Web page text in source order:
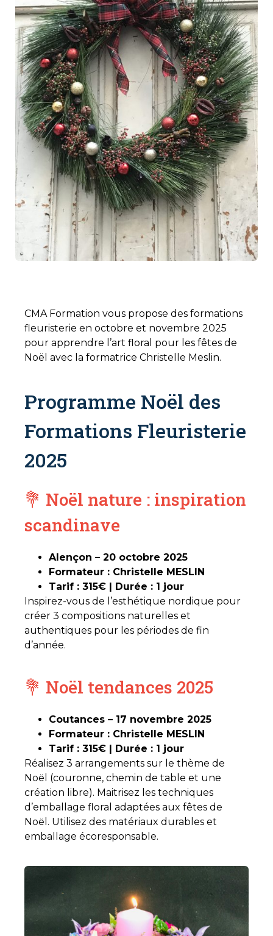
CMA Formation vous propose des formations
fleuristerie en octobre et novembre 2025
pour apprendre l’art floral pour les fêtes de
Noël avec la formatrice Christelle Meslin.
Programme Noël des
Formations Fleuristerie
2025
💐 Noël nature : inspiration
scandinave
Alençon – 20 octobre 2025
Formateur : Christelle MESLIN
Tarif : 315€ | Durée : 1 jour
Inspirez-vous de l’esthétique nordique pour
créer 3 compositions naturelles et
authentiques pour les périodes de fin
d’année.
💐 Noël tendances 2025
Coutances – 17 novembre 2025
Formateur : Christelle MESLIN
Tarif : 315€ | Durée : 1 jour
Réalisez 3 arrangements sur le thème de
Noël (couronne, chemin de table et une
création libre). Maitrisez les techniques
d’emballage floral adaptées aux fêtes de
Noël. Utilisez des matériaux durables et
emballage écoresponsable.